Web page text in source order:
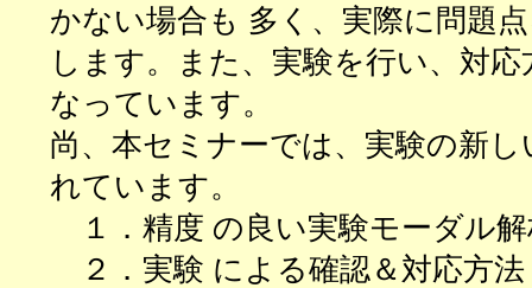
かない場合も 多く、実際に問題
します。また、実験を行い、対
なっています。
尚、本セミナーでは、実験の新
れています。
１． 精度 の良い実験モーダル
２． 実験 による確認＆対応方法